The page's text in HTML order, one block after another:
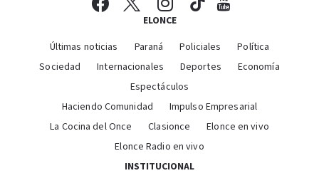
ELONCE
Últimas noticias Paraná Policiales
Política
Sociedad
Internacionales Deportes
Economía
Espectáculos
Haciendo Comunidad
Impulso Empresarial
La Cocina del Once
Clasionce
Elonce en vivo
Elonce Radio en vivo
INSTITUCIONAL